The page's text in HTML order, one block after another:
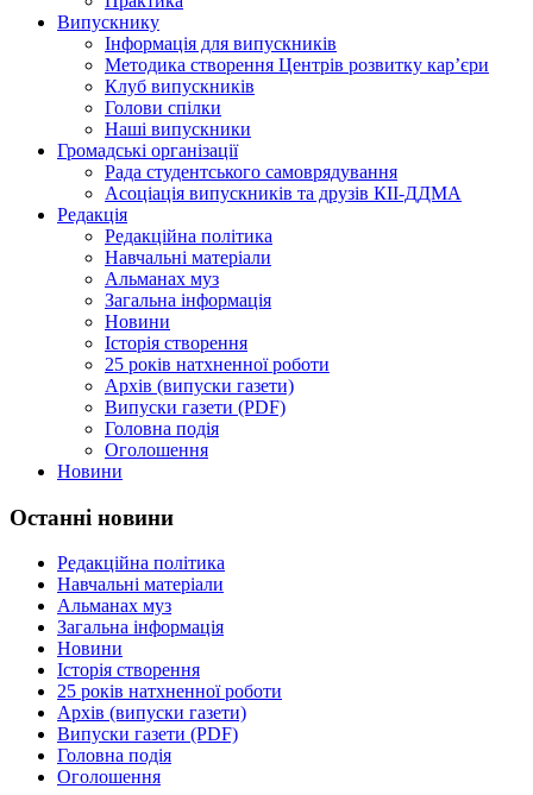
Випускнику
Інформація для випускників
Методика створення Центрів розвитку кар’єри
Клуб випускників
Голови спілки
Наші випускники
Громадські організації
Рада студентського самоврядування
Асоціація випускників та друзів КІІ-ДДМА
Редакція
Редакційна політика
Навчальні матеріали
Альманах муз
Загальна інформація
Новини
Історія створення
25 років натхненної роботи
Архів (випуски газети)
Випуски газети (PDF)
Головна подія
Оголошення
Новини
Останні новини
Редакційна політика
Навчальні матеріали
Альманах муз
Загальна інформація
Новини
Історія створення
25 років натхненної роботи
Архів (випуски газети)
Випуски газети (PDF)
Головна подія
Оголошення